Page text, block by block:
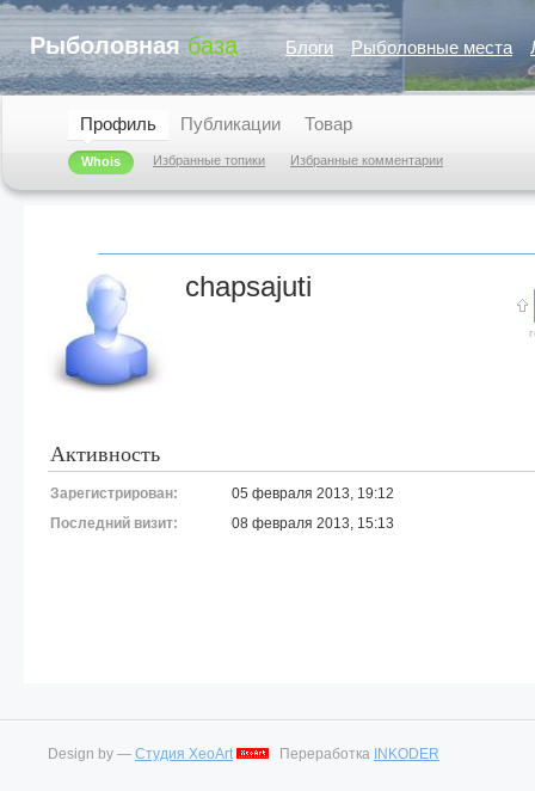
Рыболовная база Блоги Рыболовные места
Профиль
Whois Избранные топики Избранные комментарии
Публикации Товар
chapsajuti
Активность
Зарегистрирован:
05 февраля 2013, 19:12
Последний визит:
08 февраля 2013, 15:13
Design by — Студия XeoArt Переработка INKODER